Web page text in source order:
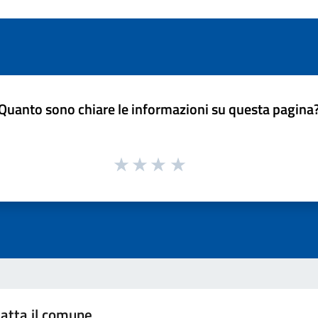
sono chiare le informazioni su questa